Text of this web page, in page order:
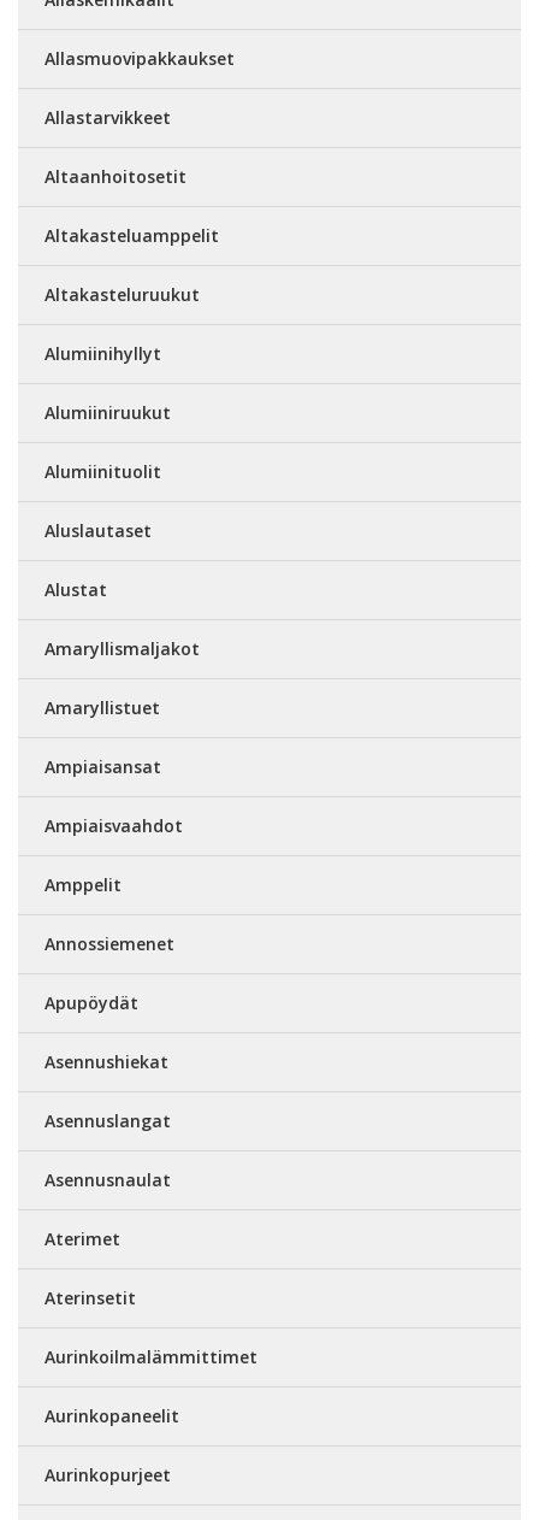
Allasmuovipakkaukset
Allastarvikkeet
Altaanhoitosetit
Altakasteluamppelit
Altakasteluruukut
Alumiinihyllyt
Alumiiniruukut
Alumiinituolit
Aluslautaset
Alustat
Amaryllismaljakot
Amaryllistuet
Ampiaisansat
Ampiaisvaahdot
Amppelit
Annossiemenet
Apupöydät
Asennushiekat
Asennuslangat
Asennusnaulat
Aterimet
Aterinsetit
Aurinkoilmalämmittimet
Aurinkopaneelit
Aurinkopurjeet